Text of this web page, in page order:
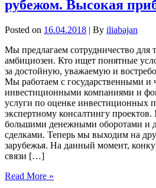
рубежом. Высокая
Posted on 16.04.2018 | By iliabajan
Мы предлагаем сотрудничество для
амбициозен. Кто ищет понятные
за достойную, уважаемую и
Мы работаем с государственными и
инвестиционными компаниями и
услуги по оценке инвестиционных
экспертному консалтингу
большими денежными оборотами и
сделками. Теперь мы выходим на
зарубежья. На данный момент,
связи […]
Read More »